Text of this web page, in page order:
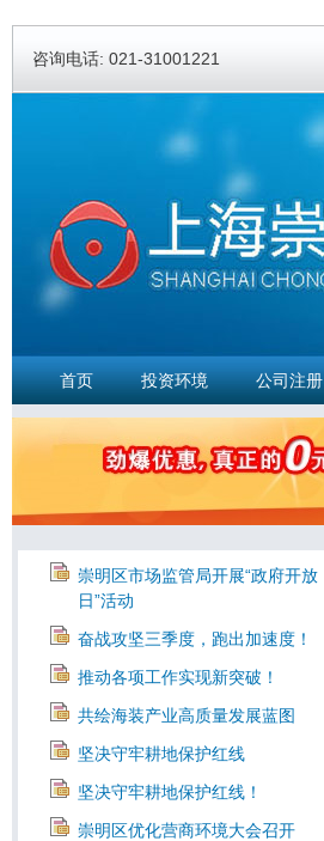
咨询电话: 021-31001221
首页 投资环境 公司注册
崇明区市场监管局开展“政府开放
日”活动
奋战攻坚三季度，跑出加速度！
推动各项工作实现新突破！
共绘海装产业高质量发展蓝图
坚决守牢耕地保护红线
坚决守牢耕地保护红线！
崇明区优化营商环境大会召开